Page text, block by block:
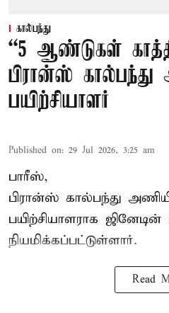
கால்பந்து
“5 ஆண்டுகள்
பிரான்ஸ் கால்பந்து
பயிற்சியாளர்
Published on: 29 Jul 2026, 3:25 am
பாரீஸ்,
பிரான்ஸ் கால்பந்து
பயிற்சியாளராக
நியமிக்கப்பட்டுள்ளார்.
Read